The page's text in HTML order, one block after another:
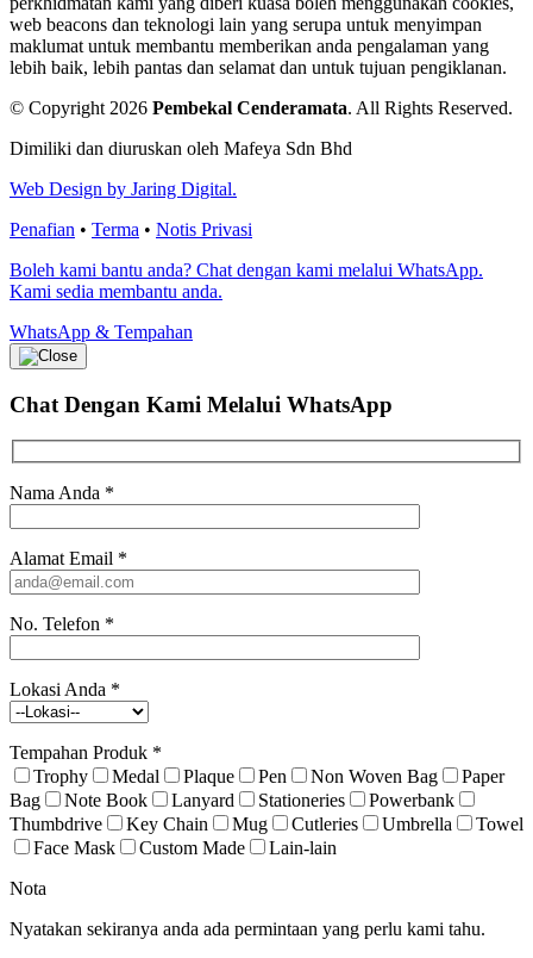
web beacons dan teknologi lain yang serupa untuk menyimpan
maklumat untuk membantu memberikan anda pengalaman yang
lebih baik, lebih pantas dan selamat dan untuk tujuan pengiklanan.
© Copyright 2026 Pembekal Cenderamata. All Rights Reserved.
Dimiliki dan diuruskan oleh Mafeya Sdn Bhd
Web Design by Jaring Digital.
Penafian • Terma • Notis Privasi
Boleh kami bantu anda? Chat dengan kami melalui WhatsApp.
Kami sedia membantu anda.
WhatsApp & Tempahan
Chat Dengan Kami Melalui WhatsApp
Nama Anda *
Alamat Email *
No. Telefon *
Lokasi Anda *
Tempahan Produk *
Trophy
Medal Plaque Pen Non Woven Bag
Paper
Bag
Note Book Lanyard Stationeries
Powerbank
Thumbdrive
Key Chain Mug Cutleries Umbrella
Towel
Face Mask
Custom Made
Lain-lain
Nota
Nyatakan sekiranya anda ada permintaan yang perlu kami tahu.